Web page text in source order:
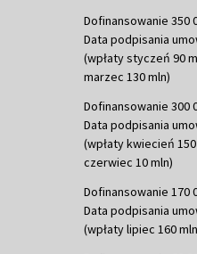
Dofinansowanie 350
Data podpisania
(wpłaty styczeń 90
marzec 130 mln)
Dofinansowanie 300
Data podpisania
(wpłaty kwiecień
czerwiec 10 mln)
Dofinansowanie 170
Data podpisania
(wpłaty lipiec 160